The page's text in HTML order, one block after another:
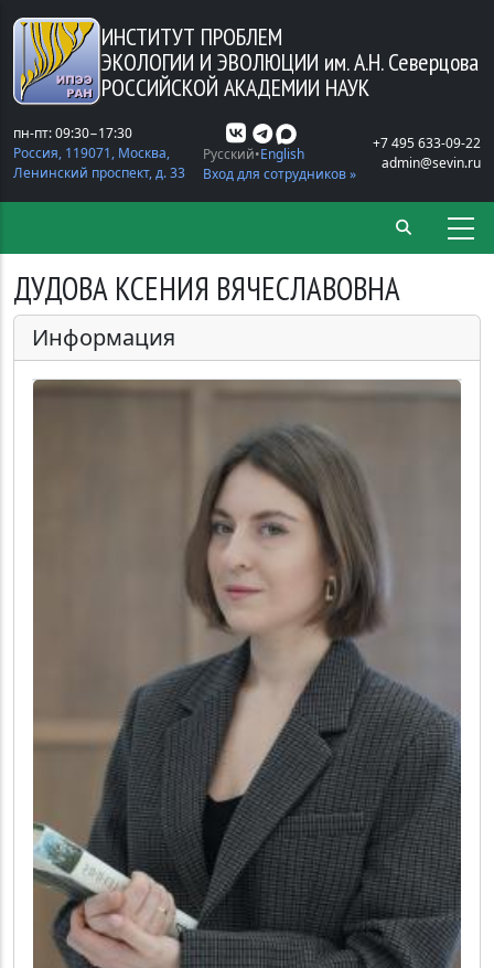
Перейти к основному содержанию
ИНСТИТУТ ПРОБЛЕМ
ЭКОЛОГИИ И ЭВОЛЮЦИИ им. А.Н. Северцова
РОССИЙСКОЙ АКАДЕМИИ НАУК
пн-пт: 09:30−17:30
Россия, 119071, Москва,
Ленинский проспект, д. 33
Русский English
Вход для сотрудников »
+7 495 633-09-22
admin@sevin.ru
ДУДОВА КСЕНИЯ ВЯЧЕСЛАВОВНА
Информация